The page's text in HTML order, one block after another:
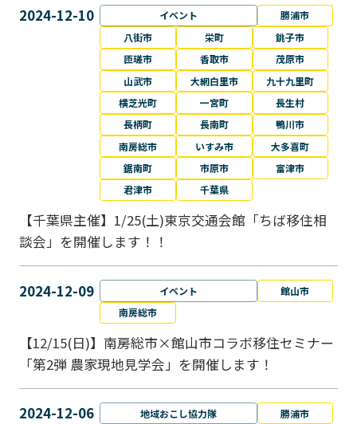
2024-12-10 イベント
勝浦市
八街市
栄町
銚子市
匝瑳市
香取市
茂原市
山武市
大網白里市
九十九里町
横芝光町
一宮町
長生村
長柄町
長南町
鴨川市
南房総市
いすみ市
大多喜町
鋸南町
市原市
富津市
君津市
千葉県
【千葉県主催】1/25(土)東京交通会館「ちば移住相
談会」を開催します！！
2024-12-09 イベント
館山市
南房総市
【12/15(日)】南房総市×館山市コラボ移住セミナー
「第2弾 農家現地見学会」を開催します！
2024-12-06 地域おこし協力隊 勝浦市